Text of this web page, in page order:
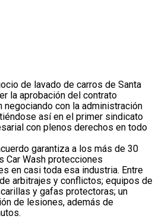
de lavado de carros de Santa
la aprobación del contrato
con la administración
así en el primer sindicato
con plenos derechos en todo
garantiza a los más de 30
Car Wash protecciones
en casi toda esa industria. Entre
arbitrajes y conflictos; equipos de
y gafas protectoras; un
de lesiones, además de